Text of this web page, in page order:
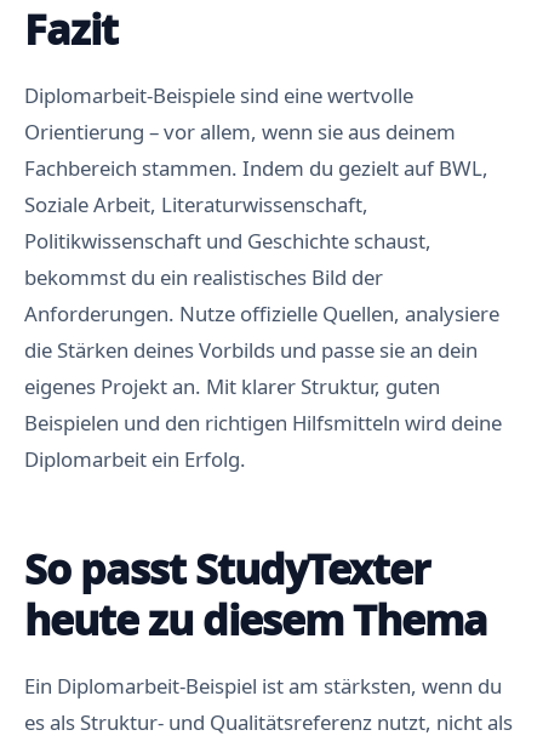
Fazit
Diplomarbeit-Beispiele sind eine wertvolle
Orientierung – vor allem, wenn sie aus deinem
Fachbereich stammen. Indem du gezielt auf BWL,
Soziale Arbeit, Literaturwissenschaft,
Politikwissenschaft und Geschichte schaust,
bekommst du ein realistisches Bild der
Anforderungen. Nutze offizielle Quellen, analysiere
die Stärken deines Vorbilds und passe sie an dein
eigenes Projekt an. Mit klarer Struktur, guten
Beispielen und den richtigen Hilfsmitteln wird deine
Diplomarbeit ein Erfolg.
So passt StudyTexter
heute zu diesem Thema
Ein Diplomarbeit-Beispiel ist am stärksten, wenn du
es als Struktur- und Qualitätsreferenz nutzt, nicht als